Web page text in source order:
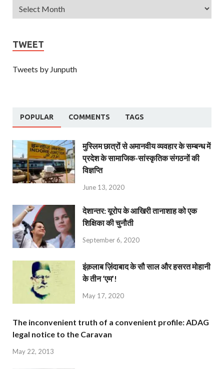
TWEET
Tweets by Junputh
POPULAR COMMENTS TAGS
मुस्लिम छात्रों से अमानवीय व्यवहार के सम्बन्ध में
प्रदेश के सामाजिक-सांस्कृतिक संगठनों की
विज्ञप्ति
June 13, 2020
देशान्‍तर: यूरोप के आखिरी तानाशाह को एक
शिक्षिका की चुनौती
September 6, 2020
इंक़लाब ज़िंदाबाद के सौ साल और हसरत मोहानी
के तीन ‘एम’!
May 17, 2020
The inconvenient truth of a convenient profile: ADAG
legal notice to the Caravan
May 22, 2013